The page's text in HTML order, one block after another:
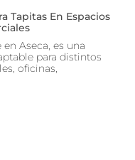
Tapitas En Espacios
Aseca, es una
para distintos
oficinas,